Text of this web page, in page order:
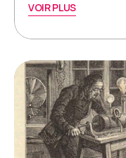
VOIR PLUS